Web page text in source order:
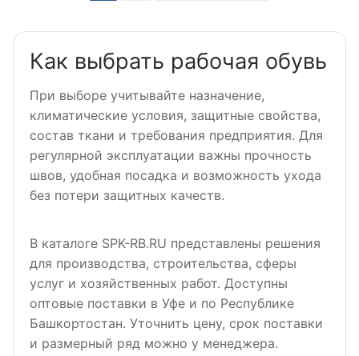
записям
Как выбрать рабочая обувь
При выборе учитывайте назначение,
климатические условия, защитные свойства,
состав ткани и требования предприятия. Для
регулярной эксплуатации важны прочность
швов, удобная посадка и возможность ухода
без потери защитных качеств.
В каталоге SPK-RB.RU представлены решения
для производства, строительства, сферы
услуг и хозяйственных работ. Доступны
оптовые поставки в Уфе и по Республике
Башкортостан. Уточнить цену, срок поставки
и размерный ряд можно у менеджера.